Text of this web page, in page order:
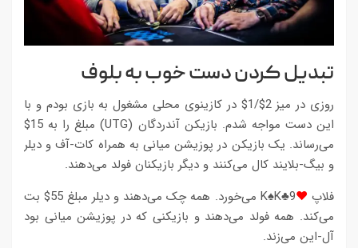
تبدیل کردن دست خوب به بلوف
روزی در میز 2$/1$ در کازینوی محلی مشغول به بازی بودم و با
این دست مواجه شدم. بازیکن آندردگان (UTG) مبلغ را به 15$
می‌رساند. یک بازیکن در پوزیشن میانی به همراه کات-آف و دیلر
و بیگ-بلایند کال می‌کنند و دیگر بازیکنان فولد می‌دهند.
فلاپ ♥
9♣K♠K می‌خورد. همه چک می‌دهند و دیلر مبلغ 55$ بت
می‌کند. همه فولد می‌دهند و بازیکنی که در پوزیشن میانی بود
آل-این می‌زند.